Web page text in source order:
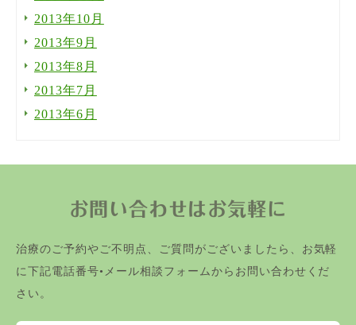
2013年10月
2013年9月
2013年8月
2013年7月
2013年6月
お問い合わせはお気軽に
治療のご予約やご不明点、ご質問がございましたら、お気軽
に下記電話番号•メール相談フォームからお問い合わせくだ
さい。